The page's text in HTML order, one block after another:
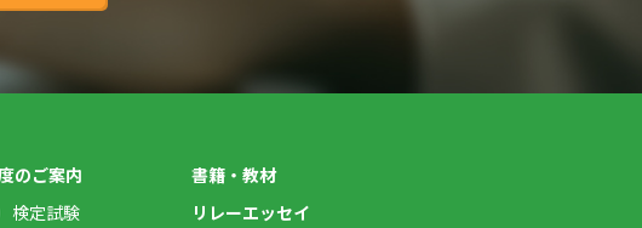
のご案内
検定試験
書籍・教材
リレーエッセイ